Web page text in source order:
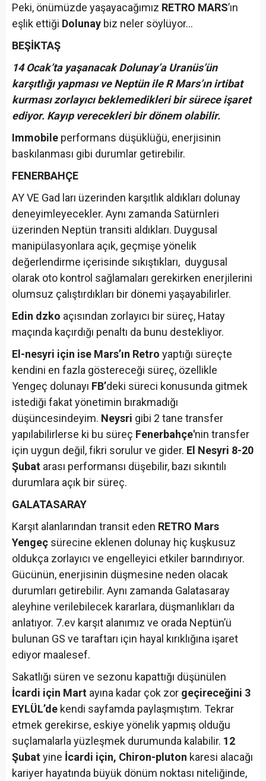
Peki, önümüzde yaşayacağımız RETRO MARS’ın
eşlik ettiği Dolunay biz neler söylüyor…
BEŞİKTAŞ
14 Ocak’ta yaşanacak Dolunay’a Uranüs’ün
karşıtlığı yapması ve Neptün ile R Mars’ın irtibat
kurması zorlayıcı beklemedikleri bir sürece işaret
ediyor. Kayıp verecekleri bir dönem olabilir.
Immobile performans düşüklüğü, enerjisinin
baskılanması gibi durumlar getirebilir.
FENERBAHÇE
AY VE Gad ları üzerinden karşıtlık aldıkları dolunay
deneyimleyecekler. Aynı zamanda Satürnleri
üzerinden Neptün transiti aldıkları. Duygusal
manipülasyonlara açık, geçmişe yönelik
değerlendirme içerisinde sıkıştıkları, duygusal
olarak oto kontrol sağlamaları gerekirken enerjilerini
olumsuz çalıştırdıkları bir dönemi yaşayabilirler.
Edin dzko açısından zorlayıcı bir süreç, Hatay
maçında kaçırdığı penaltı da bunu destekliyor.
El-nesyri için ise Mars’ın Retro yaptığı süreçte
kendini en fazla göstereceği süreç, özellikle
Yengeç dolunayı FB’deki süreci konusunda gitmek
istediği fakat yönetimin bırakmadığı
düşüncesindeyim. Neysri gibi 2 tane transfer
yapılabilirlerse ki bu süreç Fenerbahçe'nin transfer
için uygun değil, fikri sorulur ve gider. El Nesyri 8-20
Şubat arası performansı düşebilir, bazı sıkıntılı
durumlara açık bir süreç.
GALATASARAY
Karşıt alanlarından transit eden RETRO Mars
Yengeç sürecine eklenen dolunay hiç kuşkusuz
oldukça zorlayıcı ve engelleyici etkiler barındırıyor.
Gücünün, enerjisinin düşmesine neden olacak
durumları getirebilir. Aynı zamanda Galatasaray
aleyhine verilebilecek kararlara, düşmanlıkları da
anlatıyor. 7.ev karşıt alanımız ve orada Neptün’ü
bulunan GS ve taraftarı için hayal kırıklığına işaret
ediyor maalesef.
Sakatlığı süren ve sezonu kapattığı düşünülen
İcardi için Mart ayına kadar çok zor geçireceğini 3
EYLÜL’de kendi sayfamda paylaşmıştım. Tekrar
etmek gerekirse, eskiye yönelik yapmış olduğu
suçlamalarla yüzleşmek durumunda kalabilir. 12
Şubatyine İcardi için, Chiron-pluton karesi alacağı
kariyer hayatında büyük dönüm noktası niteliğinde,